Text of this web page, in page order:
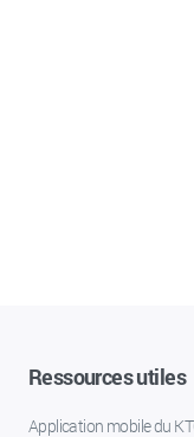
Ressources utiles
Application mobile du